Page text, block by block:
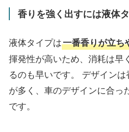
香りを強く出すには液体
液体タイプは一番香りが立ち
揮発性が高いため、消耗は早
るのも早いです。 デザイン
が多く、車のデザインに合っ
です。